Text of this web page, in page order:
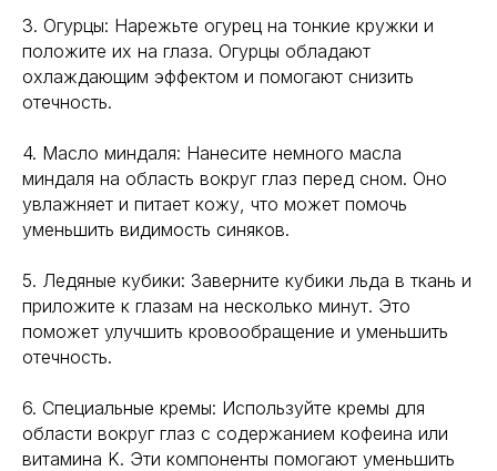
3. Огурцы: Нарежьте огурец на тонкие кружки и
положите их на глаза. Огурцы обладают
охлаждающим эффектом и помогают снизить
отечность.
4. Масло миндаля: Нанесите немного масла
миндаля на область вокруг глаз перед сном. Оно
увлажняет и питает кожу, что может помочь
уменьшить видимость синяков.
5. Ледяные кубики: Заверните кубики льда в ткань и
приложите к глазам на несколько минут. Это
поможет улучшить кровообращение и уменьшить
отечность.
6. Специальные кремы: Используйте кремы для
области вокруг глаз с содержанием кофеина или
витамина K. Эти компоненты помогают уменьшить